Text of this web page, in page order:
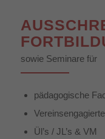
sowie Seminare für
pädagogische
Ül’s / JL’s & VM